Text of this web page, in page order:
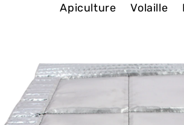
Apiculture Volaille
PASSER AUX
INFORMATIONS
PRODUITS